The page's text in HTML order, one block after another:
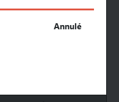
Annulé